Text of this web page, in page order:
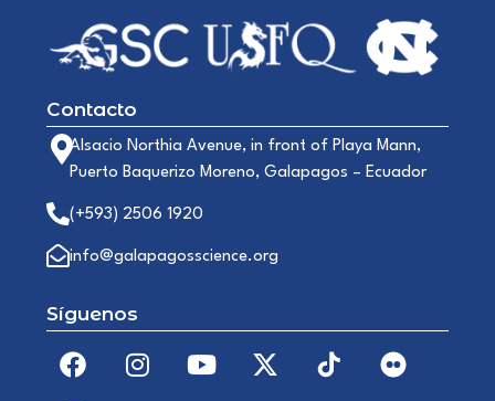
Contacto
Alsacio Northia Avenue, in front of Playa Mann,
Puerto Baquerizo Moreno, Galapagos – Ecuador
(+593) 2506 1920
info@galapagosscience.org
Síguenos